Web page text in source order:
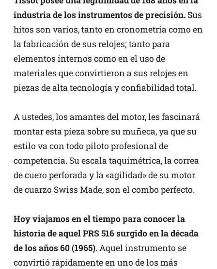
industria de los instrumentos de precisión. Sus
hitos son varios, tanto en cronometría como en
la fabricación de sus relojes; tanto para
elementos internos como en el uso de
materiales que convirtieron a sus relojes en
piezas de alta tecnología y confiabilidad total.
A ustedes, los amantes del motor, les fascinará
montar esta pieza sobre su muñeca, ya que su
estilo va con todo piloto profesional de
competencia. Su escala taquimétrica, la correa
de cuero perforada y la «agilidad» de su motor
de cuarzo Swiss Made, son el combo perfecto.
Hoy viajamos en el tiempo para conocer la
historia de aquel PRS 516 surgido en la década
de los años 60 (1965). Aquel instrumento se
convirtió rápidamente en uno de los más